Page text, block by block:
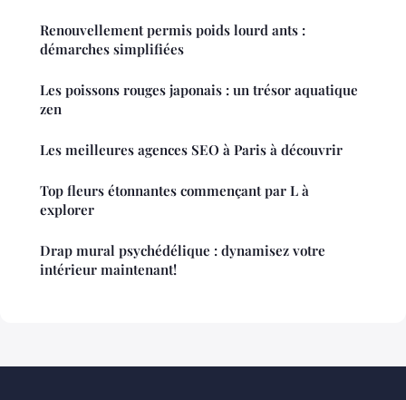
Renouvellement permis poids lourd ants :
démarches simplifiées
Les poissons rouges japonais : un trésor aquatique
zen
Les meilleures agences SEO à Paris à découvrir
Top fleurs étonnantes commençant par L à
explorer
Drap mural psychédélique : dynamisez votre
intérieur maintenant!